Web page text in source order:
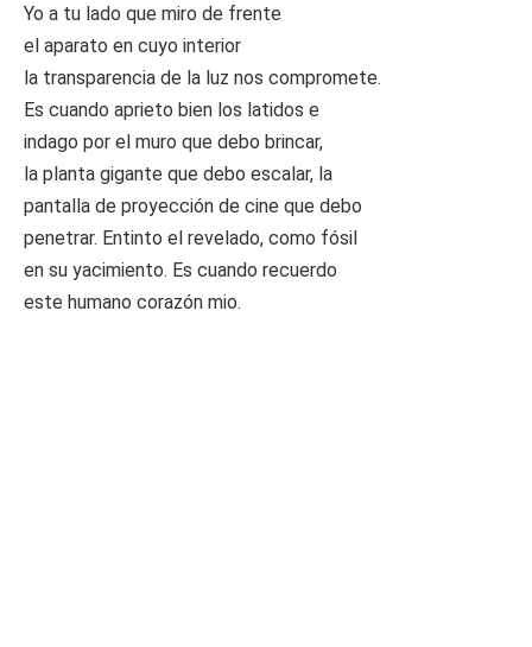
Yo a tu lado que miro de frente
el aparato en cuyo interior
la transparencia de la luz nos compromete.
Es cuando aprieto bien los latidos e
indago por el muro que debo brincar,
la planta gigante que debo escalar, la
pantalla de proyección de cine que debo
penetrar. Entinto el revelado, como fósil
en su yacimiento. Es cuando recuerdo
este humano corazón mio.